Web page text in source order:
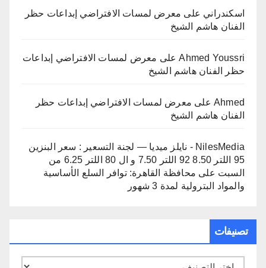
اسكندراني على معرض لمسات الافتراضي إبداعات حظر
الفنان هاشم الشيخ
Ahmed Youssriعلى معرض لمسات الافتراضي إبداعات
حظر الفنان هاشم الشيخ
Ahmed على معرض لمسات الافتراضي إبداعات حظر
الفنان هاشم الشيخ
NilesMedia - نايلز ميديا — لجنة التسعير : سعر البنزين
95 اللتر 8.50 92 اللتر 7.50 و ال 80 اللتر 6.25 من
السبت على محافظة القاهرة: توافر السلع الأساسية
والمواد البترولية لمدة 3 شهور
تصنيفات
تصنيفات